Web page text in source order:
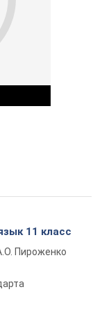
11 класс
Пироженко